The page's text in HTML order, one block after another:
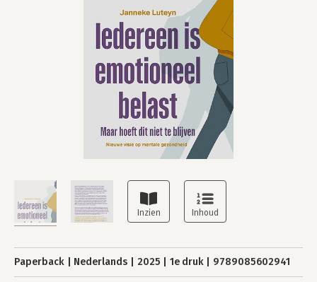
Paperback Nederlands 2025 1e druk 9789085602941